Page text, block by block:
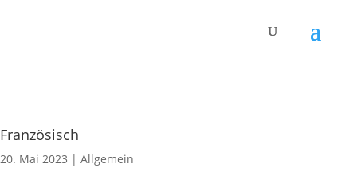
Französisch
20. Mai 2023 | Allgemein